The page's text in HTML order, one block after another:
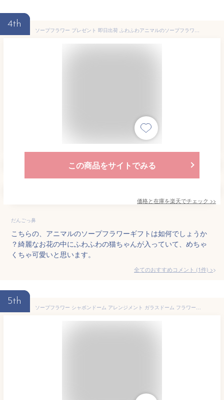
4th
ソープフラワー プレゼント 即日出荷 ふわふわアニマルのソープフラワーブーケ L 誕生日 父の日 父の日ギフト 結婚祝い 誕生日プレゼント 花束 赤 オシャレ 造花 お供え 即日発送 ソープフラワー花束 ソープフラワーギフト 退職祝い 猫好き ネコ好き 妻
この商品をサイトでみる
価格と在庫を楽天でチェック >>
だんごっ鼻
こちらの、アニマルのソープフラワーギフトは如何でしょうか
？綺麗なお花の中にふわふわの猫ちゃんが入っていて、めちゃ
くちゃ可愛いと思います。
全てのおすすめコメント (1件) >
5th
ソープフラワー シャボンドーム アレンジメント ガラスドーム フラワーギフト バラ 薔薇 花束 ブーケ 誕生日 お祝い プレゼント